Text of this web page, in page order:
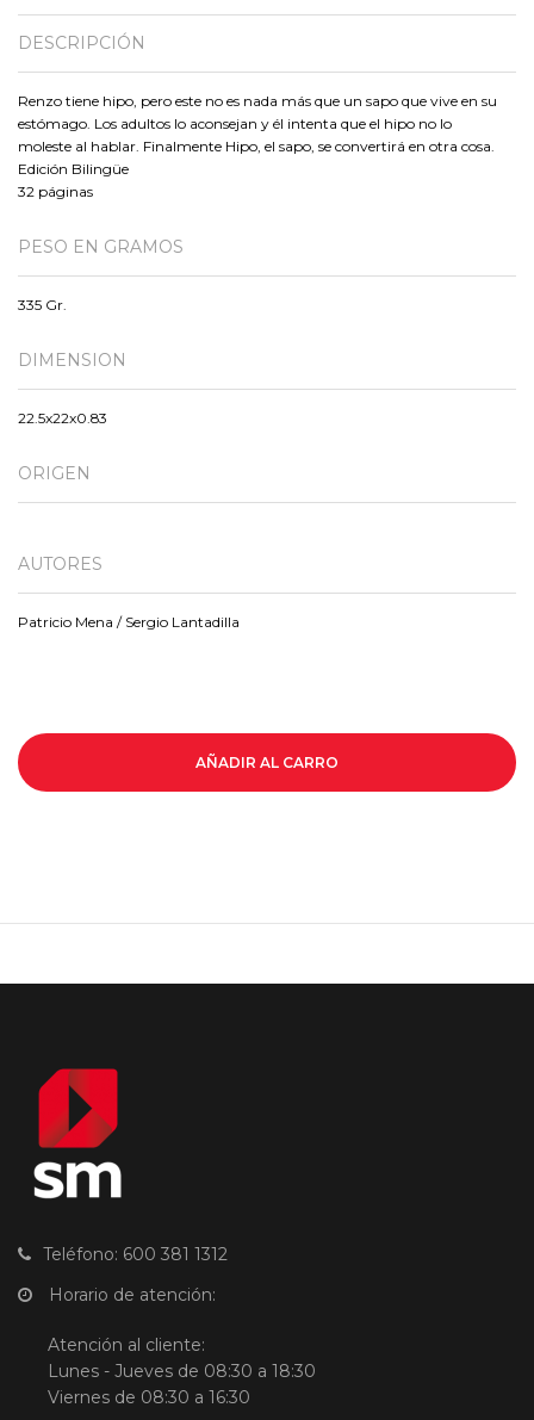
DESCRIPCIÓN
Renzo tiene hipo, pero este no es nada más que un sapo que vive en su
estómago. Los adultos lo aconsejan y él intenta que el hipo no lo
moleste al hablar. Finalmente Hipo, el sapo, se convertirá en otra cosa.
Edición Bilingüe
32 páginas
PESO EN GRAMOS
335 Gr.
DIMENSION
22.5x22x0.83
ORIGEN
AUTORES
Patricio Mena / Sergio Lantadilla
AÑADIR AL CARRO
Teléfono: 600 381 1312
Horario de atención:
Atención al cliente:
Lunes - Jueves de 08:30 a 18:30
Viernes de 08:30 a 16:30